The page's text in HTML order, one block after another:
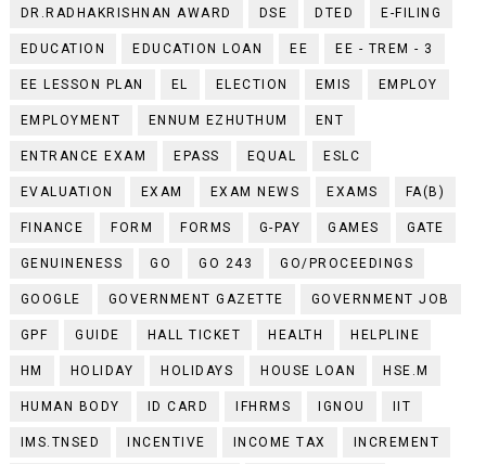
DR.RADHAKRISHNAN AWARD DSE DTED E-FILING
EDUCATION EDUCATION LOAN EE EE - TREM - 3
EE LESSON PLAN EL ELECTION EMIS EMPLOY
EMPLOYMENT ENNUM EZHUTHUM ENT
ENTRANCE EXAM EPASS EQUAL ESLC
EVALUATION EXAM EXAM NEWS EXAMS FA(B)
FINANCE FORM FORMS G-PAY GAMES GATE
GENUINENESS GO GO 243 GO/PROCEEDINGS
GOOGLE GOVERNMENT GAZETTE GOVERNMENT JOB
GPF GUIDE HALL TICKET HEALTH HELPLINE
HM HOLIDAY HOLIDAYS HOUSE LOAN HSE.M
HUMAN BODY ID CARD IFHRMS IGNOU IIT
IMS.TNSED INCENTIVE INCOME TAX INCREMENT